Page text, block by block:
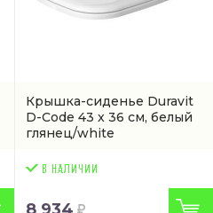
Крышка-сиденье Duravit
D-Code 43 x 36 см, белый
глянец/white